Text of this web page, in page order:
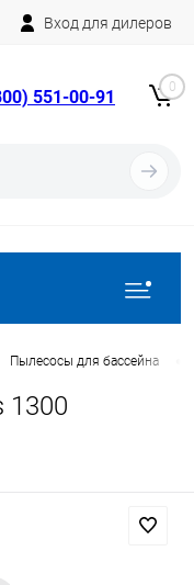
Вход для дилеров
551-00-91 0
Пылесосы для бассейна
1300